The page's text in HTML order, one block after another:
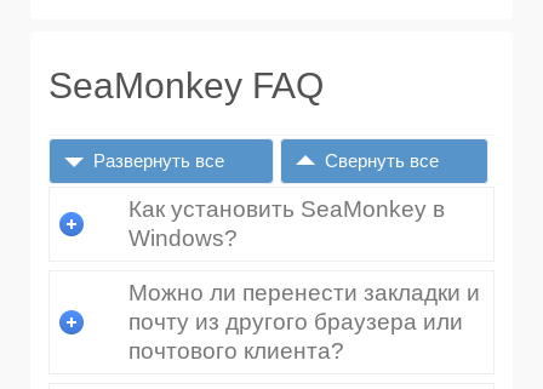
SeaMonkey FAQ
Развернуть все Свернуть все
Как установить SeaMonkey в
Windows?
Можно ли перенести закладки и
почту из другого браузера или
почтового клиента?